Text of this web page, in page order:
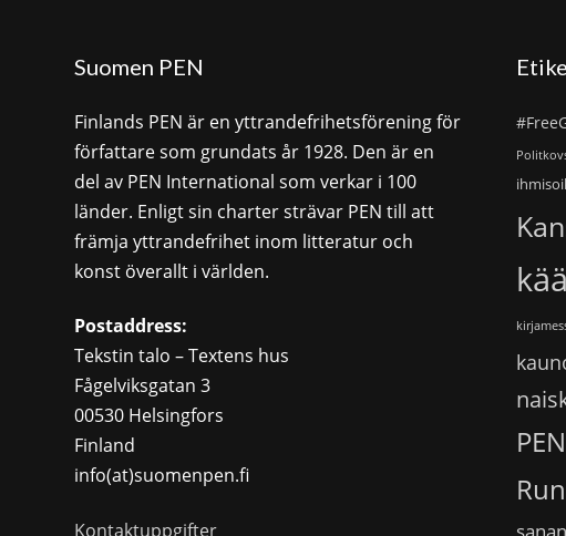
Suomen PEN
Finlands PEN är en yttrandefrihetsförening för
författare som grundats år 1928. Den är en
del av PEN International som verkar i 100
länder. Enligt sin charter strävar PEN till att
främja yttrandefrihet inom litteratur och
konst överallt i världen.
Postaddress:
Tekstin talo – Textens hus
Fågelviksgatan 3
00530 Helsingfors
Finland
info(at)suomenpen.fi
Kontaktuppgifter